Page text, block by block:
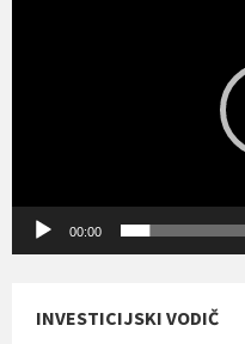
00:00
INVESTICIJSKI VODIČ